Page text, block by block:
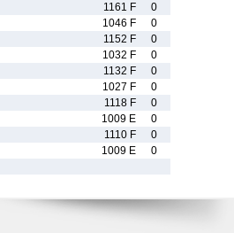
1161 F
0
1046 F
0
1152 F
0
1032 F
0
1132 F
0
1027 F
0
1118 F
0
1009 E
0
1110 F
0
1009 E
0